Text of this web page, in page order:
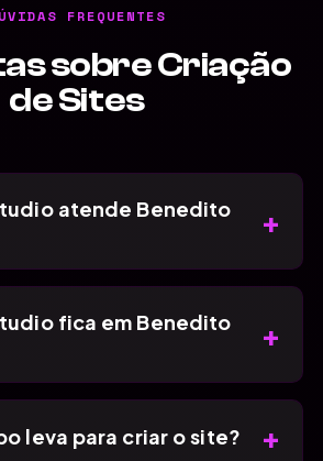
FREQUENTES
sobre Criação
de Sites
atende Benedito
+
fica em Benedito
+
leva para criar o site? +